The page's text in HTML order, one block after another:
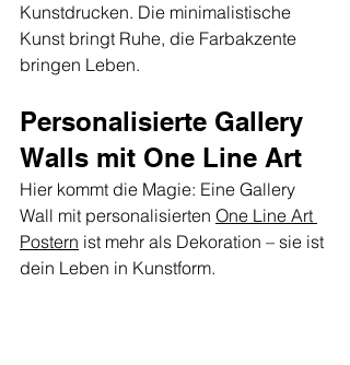
Kunstdrucken. Die minimalistische
Kunst bringt Ruhe, die Farbakzente
bringen Leben.
Personalisierte Gallery
Walls mit One Line Art
Hier kommt die Magie: Eine Gallery
Wall mit personalisierten One Line Art
Postern ist mehr als Dekoration – sie ist
dein Leben in Kunstform.